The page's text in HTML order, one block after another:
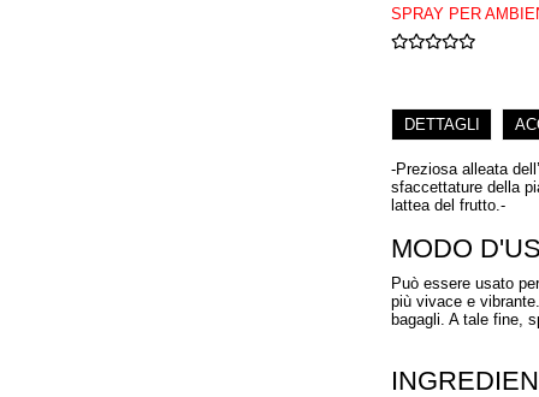
SPRAY PER
DETTAGLI
-Preziosa alleata
sfaccettature della
lattea del frutto.-
MODO
Può essere usato
più vivace e
bagagli. A tale fine,